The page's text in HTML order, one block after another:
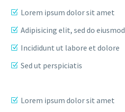
Lorem ipsum dolor sit amet
Adipisicing elit, sed do eiusmod
Incididunt ut labore et dolore
Sed ut perspiciatis
Lorem ipsum dolor sit amet